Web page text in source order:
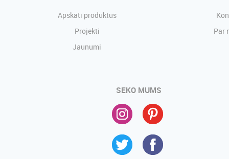
Apskati produktus
Projekti
Jaunumi
Par
SEKO MUMS